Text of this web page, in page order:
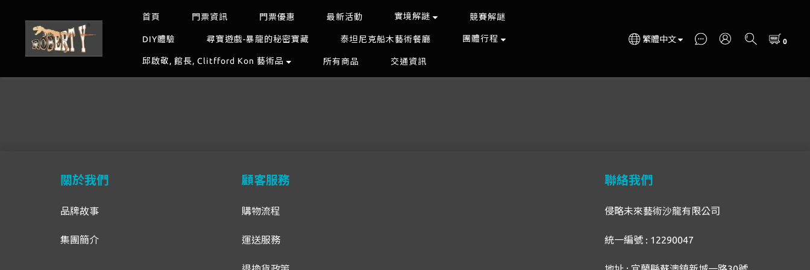
首頁 門票資訊 門票優惠 最新活動 實境解謎 競賽解謎
DIY體驗 尋寶遊戲-暴龍的秘密寶藏 泰坦尼克船木藝術餐廳 團體行程
邱啟敬, 館長, Clitfford Kon 藝術品 所有商品 交通資訊
繁體中文
關於我們
品牌故事
集團簡介
顧客服務
購物流程
運送服務
聯絡我們
侵略未來藝術沙龍有限公司
統一編號 : 12290047